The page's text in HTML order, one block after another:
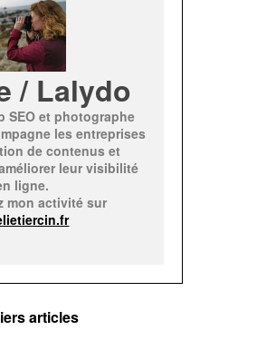
/ Lalydo
SEO et photographe
les entreprises
de contenus et
leur visibilité
ligne.
mon activité sur
articles